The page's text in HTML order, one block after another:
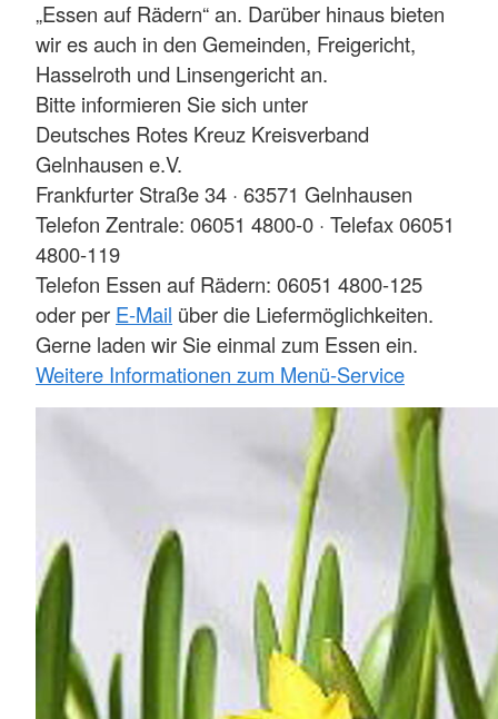
„Essen auf Rädern“ an. Darüber hinaus bieten
wir es auch in den Gemeinden, Freigericht,
Hasselroth und Linsengericht an.
Bitte informieren Sie sich unter
Deutsches Rotes Kreuz Kreisverband
Gelnhausen e.V.
Frankfurter Straße 34 · 63571 Gelnhausen
Telefon Zentrale: 06051 4800-0 · Telefax 06051
4800-119
Telefon Essen auf Rädern: 06051 4800-125
oder per E-Mail über die Liefermöglichkeiten.
Gerne laden wir Sie einmal zum Essen ein.
Weitere Informationen zum Menü-Service